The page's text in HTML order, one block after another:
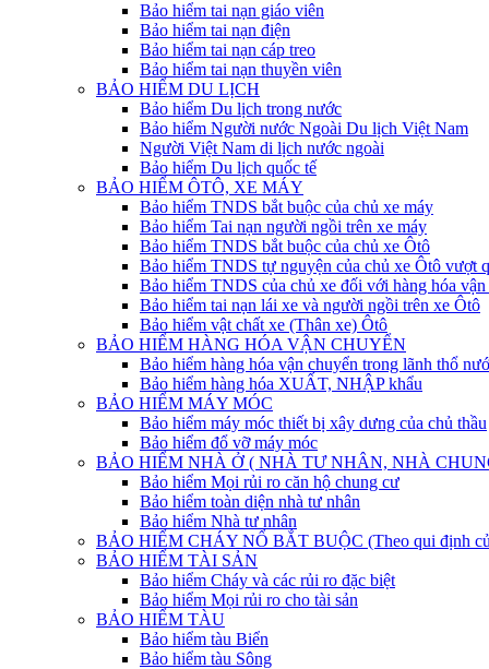
Bảo hiểm tai nạn giáo viên
Bảo hiểm tai nạn điện
Bảo hiểm tai nạn cáp treo
Bảo hiểm tai nạn thuyền viên
BẢO HIỂM DU LỊCH
Bảo hiểm Du lịch trong nước
Bảo hiểm Người nước Ngoài Du lịch Việt Nam
Người Việt Nam di lịch nước ngoài
Bảo hiểm Du lịch quốc tế
BẢO HIỂM ÔTÔ, XE MÁY
Bảo hiểm TNDS bắt buộc của chủ xe máy
Bảo hiểm Tai nạn người ngồi trên xe máy
Bảo hiểm TNDS bắt buộc của chủ xe Ôtô
Bảo hiểm TNDS tự nguyện của chủ xe Ôtô vượt
Bảo hiểm TNDS của chủ xe đối với hàng hóa
Bảo hiểm tai nạn lái xe và người ngồi trên xe Ôtô
Bảo hiểm vật chất xe (Thân xe) Ôtô
BẢO HIỂM HÀNG HÓA VẬN CHUYỂN
Bảo hiểm hàng hóa vận chuyển trong lãnh thổ
Bảo hiểm hàng hóa XUẤT, NHẬP khẩu
BẢO HIỂM MÁY MÓC
Bảo hiểm máy móc thiết bị xây dưng của chủ thầu
Bảo hiểm đổ vỡ máy móc
BẢO HIỂM NHÀ Ở ( NHÀ TƯ NHÂN, NHÀ
Bảo hiểm Mọi rủi ro căn hộ chung cư
Bảo hiểm toàn diện nhà tư nhân
Bảo hiểm Nhà tư nhân
BẢO HIỂM CHÁY NỔ BẮT BUỘC (Theo qui định
BẢO HIỂM TÀI SẢN
Bảo hiểm Cháy và các rủi ro đặc biệt
Bảo hiểm Mọi rủi ro cho tài sản
BẢO HIỂM TÀU
Bảo hiểm tàu Biển
Bảo hiểm tàu Sông